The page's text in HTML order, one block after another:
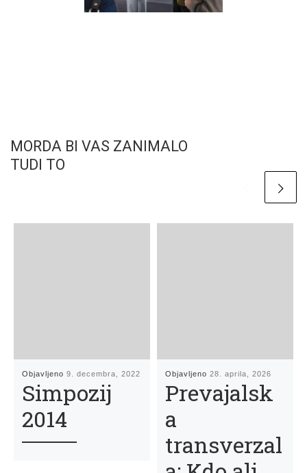
MORDA BI VAS ZANIMALO
TUDI TO
Objavljeno9. decembra, 2022
Simpozij
2014
Objavljeno28. aprila, 2026
Prevajalsk
a
transverzal